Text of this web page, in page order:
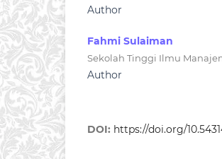
Author
Fahmi Sulaiman
Sekolah Tinggi Ilmu
Author
DOI: https://doi.org/